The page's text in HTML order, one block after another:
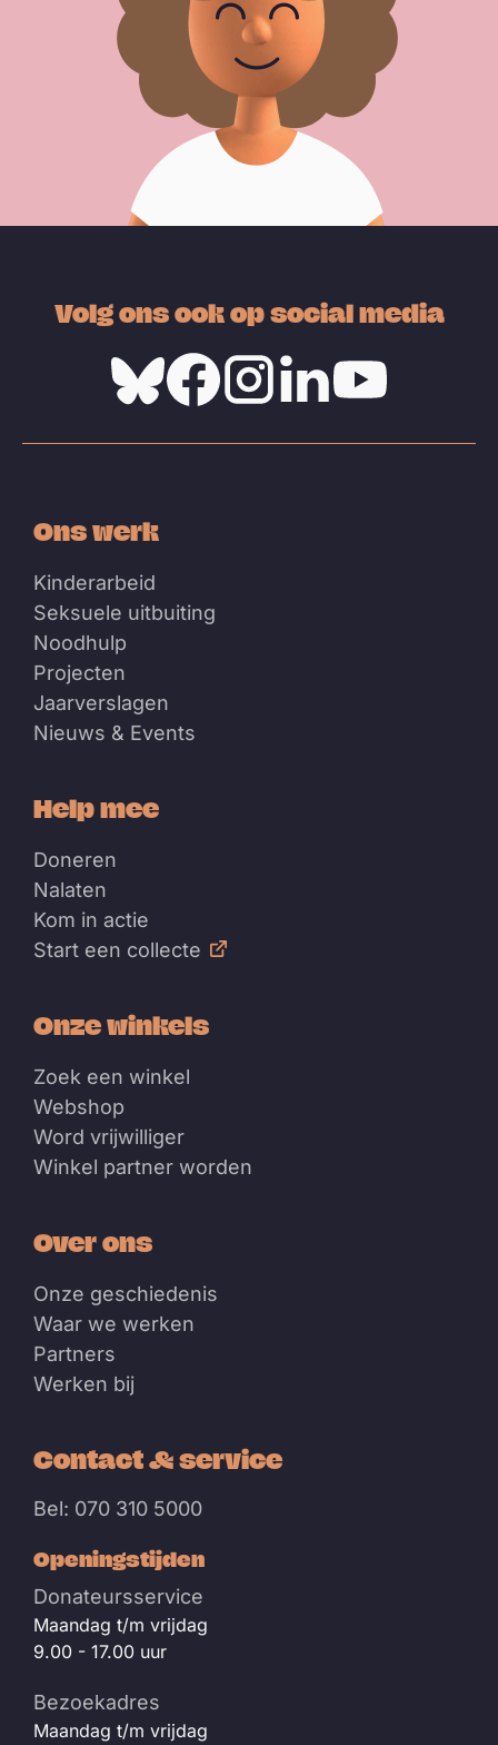
Volg ons ook op social media
Ons werk
Kinderarbeid
Seksuele uitbuiting
Noodhulp
Projecten
Jaarverslagen
Nieuws & Events
Help mee
Doneren
Nalaten
Kom in actie
Start een collecte
Onze winkels
Zoek een winkel
Webshop
Word vrijwilliger
Winkel partner worden
Over ons
Onze geschiedenis
Waar we werken
Partners
Werken bij
Contact & service
Bel: 070 310 5000
Openingstijden
Donateursservice
Maandag t/m vrijdag
9.00 - 17.00 uur
Bezoekadres
Maandag t/m vrijdag